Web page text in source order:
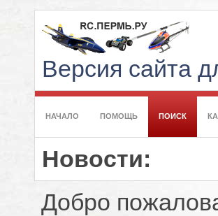
Версия сайта
НАЧАЛО ПОМОЩЬ ПОИСК
Новости:
Добро